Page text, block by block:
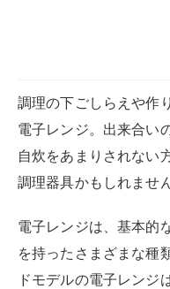
調理の下ごしらえや作
電子レンジ。出来合い
自炊をあまりされない
調理器具かもしれません
電子レンジは、基本的
を持ったさまざまな種
ドモデルの電子レンジ